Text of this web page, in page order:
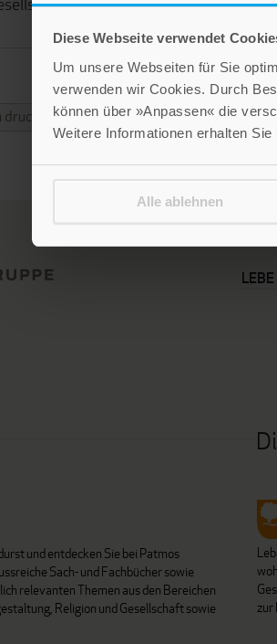
Diese Webseite verwendet
Um unsere Webseiten für Sie
verwenden wir Cookies. Durch
können über »Anpassen« die
Weitere Informationen erhalten Sie
Alle ablehnen
und entdecken Sie bei Patmos
Sach- und Fachbücher sowie
relevanten Themen aus den Bereichen
Religion und Gesellschaft sowie
zur